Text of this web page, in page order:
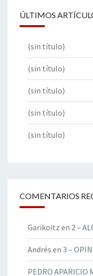
ÚLTIMOS
(sin título)
(sin título)
(sin título)
(sin título)
(sin título)
COMENTARIOS
Garikoitz en 2 –
Andrés en 3 –
PEDRO APARICIO